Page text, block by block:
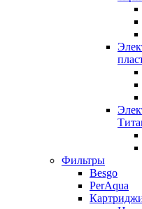
Фильтры
Besgo
PerAqua